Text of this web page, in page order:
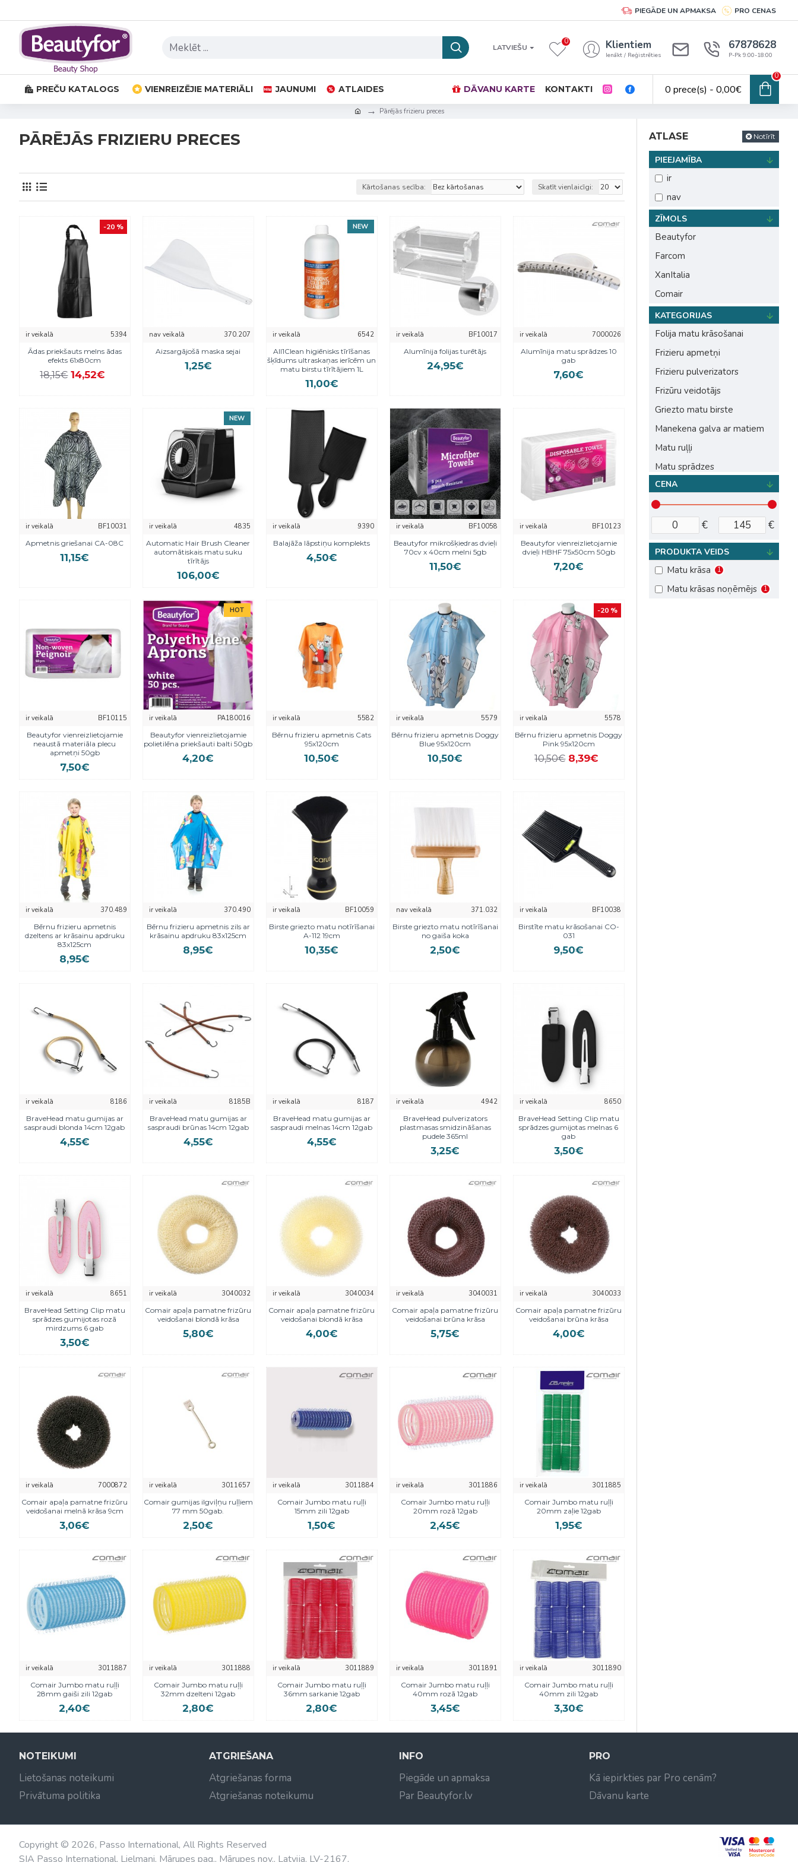
PIEGĀDE UN APMAKSA PRO CENAS
LATVIEŠU
0 Klientiem
Ienākt / Reģistrēties
67878628
P-Pk 9:00-18:00
PREČU KATALOGS VIENREIZĒJIE MATERIĀLI JAUNUMI ATLAIDES DĀVANU KARTE KONTAKTI 0 prece(s) - 0,00€
0
Pārējās frizieru preces
PĀRĒJĀS FRIZIERU PRECES
Kārtošanas secība: Skatīt vienlaicīgi:
-20 %
ir veikalā
5394
Ādas priekšauts melns ādas
efekts 61x80cm
18,15€ 14,52€
nav veikalā
370.207
Aizsargājošā maska sejai
1,25€
NEW
ir veikalā
6542
All1Clean higiēnisks tīrīšanas
šķīdums ultraskaņas ierīcēm un
matu birstu tīrītājiem 1L
11,00€
ir veikalā
BF10017
Alumīnija folijas turētājs
24,95€
ir veikalā
7000026
Alumīnija matu sprādzes 10
gab
7,60€
ir veikalā
BF10031
Apmetnis griešanai CA-08C
11,15€
NEW
ir veikalā
4835
Automatic Hair Brush Cleaner
automātiskais matu suku
tīrītājs
106,00€
ir veikalā
9390
Balajāža lāpstiņu komplekts
4,50€
ir veikalā
BF10058
Beautyfor mikrošķiedras dvieļi
70cv x 40cm melni 5gb
11,50€
ir veikalā
BF10123
Beautyfor vienreizlietojamie
dvieļi HBHF 75x50cm 50gb
7,20€
ir veikalā
BF10115
Beautyfor vienreizlietojamie
neaustā materiāla plecu
apmetņi 50gb
7,50€
HOT
ir veikalā
PA180016
Beautyfor vienreizlietojamie
polietilēna priekšauti balti 50gb
4,20€
ir veikalā
5582
Bērnu frizieru apmetnis Cats
95x120cm
10,50€
ir veikalā
5579
Bērnu frizieru apmetnis Doggy
Blue 95x120cm
10,50€
-20 %
ir veikalā
5578
Bērnu frizieru apmetnis Doggy
Pink 95x120cm
10,50€ 8,39€
ir veikalā
370.489
Bērnu frizieru apmetnis
dzeltens ar krāsainu apdruku
83x125cm
8,95€
ir veikalā
370.490
Bērnu frizieru apmetnis zils ar
krāsainu apdruku 83x125cm
8,95€
ir veikalā
BF10059
Birste griezto matu notīrīšanai
A-112 19cm
10,35€
nav veikalā
371.032
Birste griezto matu notīrīšanai
no gaiša koka
2,50€
ir veikalā
BF10038
Birstīte matu krāsošanai CO-
031
9,50€
ir veikalā
8186
BraveHead matu gumijas ar
saspraudi blonda 14cm 12gab
4,55€
ir veikalā
8185B
BraveHead matu gumijas ar
saspraudi brūnas 14cm 12gab
4,55€
ir veikalā
8187
BraveHead matu gumijas ar
saspraudi melnas 14cm 12gab
4,55€
ir veikalā
4942
BraveHead pulverizators
plastmasas smidzināšanas
pudele 365ml
3,25€
ir veikalā
8650
BraveHead Setting Clip matu
sprādzes gumijotas melnas 6
gab
3,50€
ir veikalā
8651
BraveHead Setting Clip matu
sprādzes gumijotas rozā
mirdzums 6 gab
3,50€
ir veikalā
3040032
Comair apaļa pamatne frizūru
veidošanai blondā krāsa
5,80€
ir veikalā
3040034
Comair apaļa pamatne frizūru
veidošanai blondā krāsa
4,00€
ir veikalā
3040031
Comair apaļa pamatne frizūru
veidošanai brūna krāsa
5,75€
ir veikalā
3040033
Comair apaļa pamatne frizūru
veidošanai brūna krāsa
4,00€
ir veikalā
7000872
Comair apaļa pamatne frizūru
veidošanai melnā krāsa 9cm
3,06€
ir veikalā
3011657
Comair gumijas ilgviļņu ruļļiem
77 mm 50gab.
2,50€
ir veikalā
3011884
Comair Jumbo matu ruļļi
15mm zili 12gab
1,50€
ir veikalā
3011886
Comair Jumbo matu ruļļi
20mm rozā 12gab
2,45€
ir veikalā
3011885
Comair Jumbo matu ruļļi
20mm zaļie 12gab
1,95€
ir veikalā
3011887
Comair Jumbo matu ruļļi
28mm gaiši zili 12gab
2,40€
ir veikalā
3011888
Comair Jumbo matu ruļļi
32mm dzelteni 12gab
2,80€
ir veikalā
3011889
Comair Jumbo matu ruļļi
36mm sarkanie 12gab
2,80€
ir veikalā
3011891
Comair Jumbo matu ruļļi
40mm rozā 12gab
3,45€
ir veikalā
3011890
Comair Jumbo matu ruļļi
40mm zili 12gab
3,30€
ATLASE Notīrīt
CENA
€ €
KATEGORIJAS
Folija matu krāsošanai
Frizieru apmetņi
Frizieru pulverizators
Frizūru veidotājs
Griezto matu birste
Manekena galva ar matiem
Matu ruļļi
Matu sprādzes
Otas matu krāsošanai
Priekšauti
Svari
Trauki un piederumi
ZĪMOLS
Beautyfor
Farcom
XanItalia
Comair
PRODUKTA VEIDS
Matu krāsa 1
Matu krāsas noņēmējs 1
PIEEJAMĪBA
ir
nav
NOTEIKUMI
Lietošanas noteikumi
Privātuma politika
ATGRIEŠANA
Atgriešanas forma
Atgriešanas noteikumu
INFO
Piegāde un apmaksa
Par Beautyfor.lv
PRO
Kā iepirkties par Pro cenām?
Dāvanu karte
Copyright © 2026, Passo International, All Rights Reserved
SIA Passo International, Lielmaņi, Mārupes pag., Mārupes nov., Latvija, LV-2167,